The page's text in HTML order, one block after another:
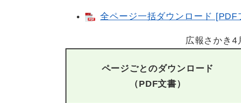
全ページ一括ダウンロード
広報さかき4
ページごとのダウンロード
（PDF文書）